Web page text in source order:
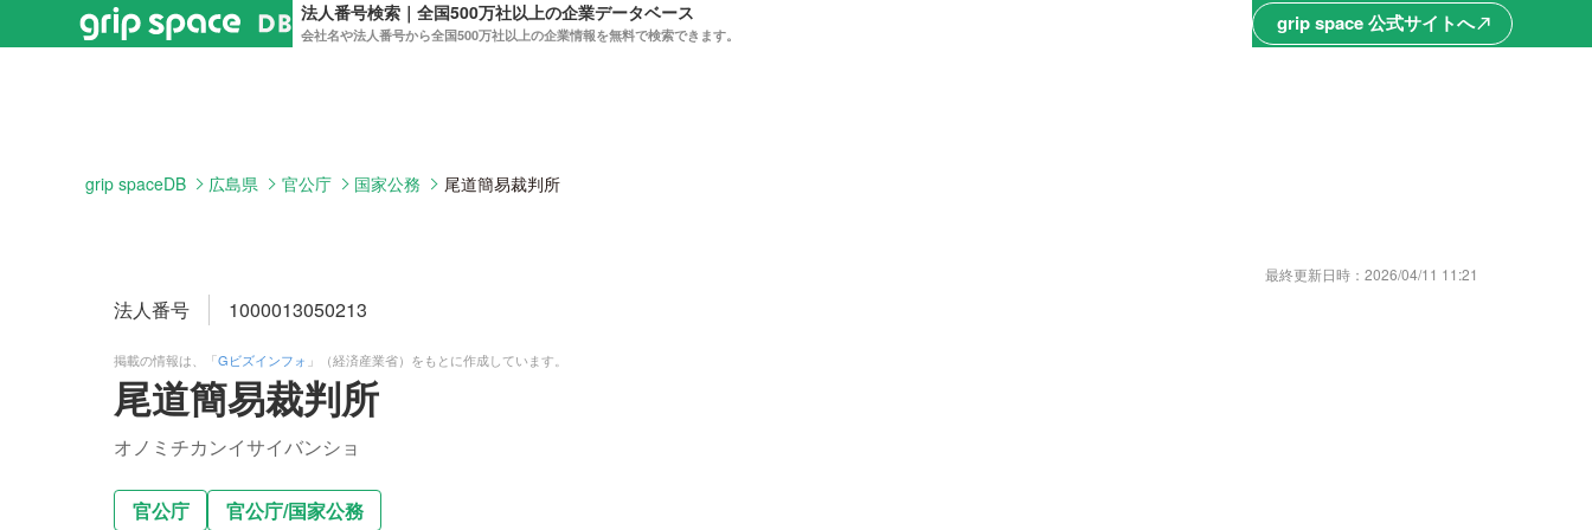
法人番号検索｜全国500万社以上の企業データベース
会社名や法人番号から全国500万社以上の企業情報を無料で検索できます。 grip space 公式サイトへnorth_east
grip spaceDB 広島県 官公庁 国家公務 尾道簡易裁判所
最終更新日時： 2026/04/11 11:21
法人番号 1000013050213
掲載の情報は、「Gビズインフォ 」（経済産業省）をもとに作成しています。
尾道簡易裁判所
オノミチカンイサイバンショ
官公庁 官公庁/国家公務